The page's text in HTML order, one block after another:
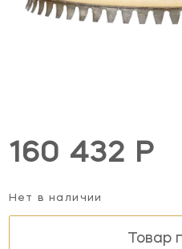
160 432 Р
Нет в наличии
Товар